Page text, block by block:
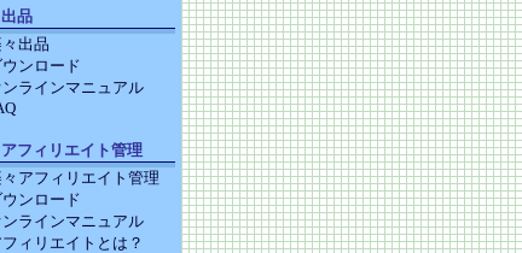
品
出品
ウンロード
ンラインマニュアル
フィリエイト管理
アフィリエイト管理
ウンロード
ンラインマニュアル
フィリエイトとは？